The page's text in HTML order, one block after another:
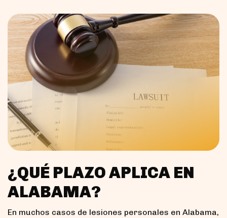
¿QUÉ PLAZO APLICA EN
ALABAMA?
En muchos casos de lesiones personales en Alabama,